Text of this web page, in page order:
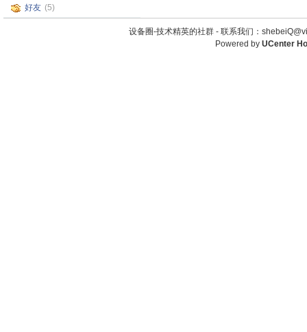
好友 (5)
设备圈-技术精英的社群 - 联系我们：
Powered by UCenter